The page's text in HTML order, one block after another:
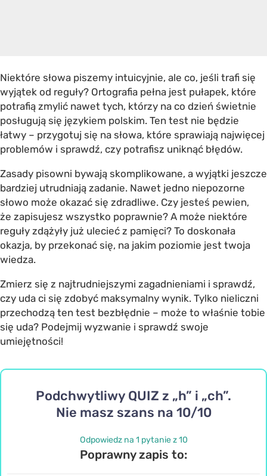
Niektóre słowa piszemy intuicyjnie, ale co, jeśli trafi się
wyjątek od reguły? Ortografia pełna jest pułapek, które
potrafią zmylić nawet tych, którzy na co dzień świetnie
posługują się językiem polskim. Ten test nie będzie
łatwy – przygotuj się na słowa, które sprawiają najwięcej
problemów i sprawdź, czy potrafisz uniknąć błędów.
Zasady pisowni bywają skomplikowane, a wyjątki jeszcze
bardziej utrudniają zadanie. Nawet jedno niepozorne
słowo może okazać się zdradliwe. Czy jesteś pewien,
że zapisujesz wszystko poprawnie? A może niektóre
reguły zdążyły już ulecieć z pamięci? To doskonała
okazja, by przekonać się, na jakim poziomie jest twoja
wiedza.
Zmierz się z najtrudniejszymi zagadnieniami i sprawdź,
czy uda ci się zdobyć maksymalny wynik. Tylko nieliczni
przechodzą ten test bezbłędnie – może to właśnie tobie
się uda? Podejmij wyzwanie i sprawdź swoje
umiejętności!
Podchwytliwy QUIZ z „h” i „ch”.
Nie masz szans na 10/10
Odpowiedz na 1 pytanie z 10
Poprawny zapis to: